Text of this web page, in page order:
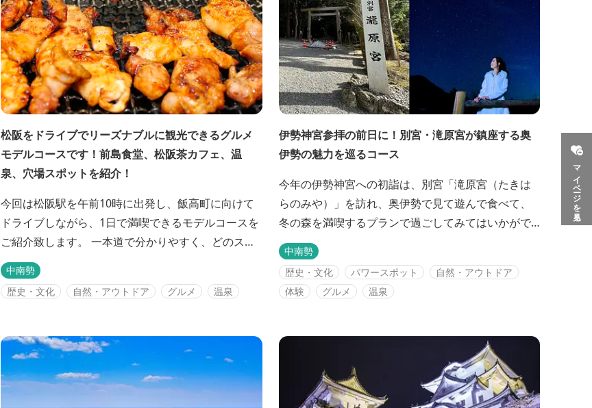
マイページを見る
松阪をドライブでリーズナブルに観光できるグルメ
モデルコースです！前島食堂、松阪茶カフェ、温
泉、穴場スポットを紹介！
今回は松阪駅を午前10時に出発し、飯高町に向けて
ドライブしながら、1日で満喫できるモデルコースを
ご紹介致します。 一本道で分かりやすく、どのスポ
ットも駐車場が広く停めやすいです。 ★モデルコー
スを更に詳しく紹介したレポート記事は<a
href="https://www.kankomie.or.jp/report/1681"
中南勢
歴史・文化
自然・アウトドア グルメ 温泉
伊勢神宮参拝の前日に！別宮・滝原宮が鎮座する奥
伊勢の魅力を巡るコース
今年の伊勢神宮への初詣は、別宮「滝原宮（たきは
らのみや）」を訪れ、奥伊勢で見て遊んで食べて、
冬の森を満喫するプランで過ごしてみてはいかがで
しょうか。 観光客の少ない奥伊勢は、高速道路を使
って大阪から2時間30分、名古屋から1時間40分。家
族3世代でゆっくりと巡る1泊2日のコースです。 ※年
始は休業している店舗もありますのでご確認のおう
く...
中南勢
歴史・文化
パワースポット
自然・アウトドア
体験
グルメ 温泉